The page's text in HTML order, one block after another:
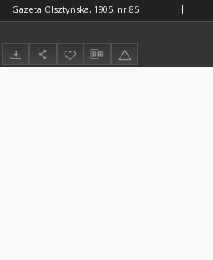
Gazeta Olsztyńska, 1905, nr 85